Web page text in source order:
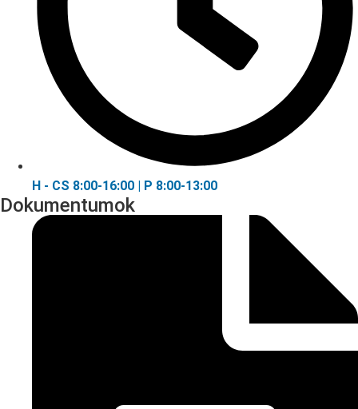
H - CS 8:00-16:00 | P 8:00-13:00
Dokumentumok